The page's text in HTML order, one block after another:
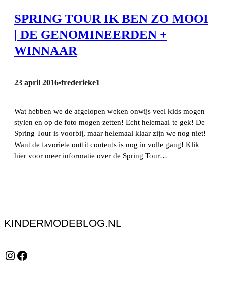
SPRING TOUR IK BEN ZO MOOI
| DE GENOMINEERDEN +
WINNAAR
23 april 2016•frederieke1
Wat hebben we de afgelopen weken onwijs veel kids mogen
stylen en op de foto mogen zetten! Echt helemaal te gek! De
Spring Tour is voorbij, maar helemaal klaar zijn we nog niet!
Want de favoriete outfit contents is nog in volle gang! Klik
hier voor meer informatie over de Spring Tour…
KINDERMODEBLOG.NL
Instagram Facebook